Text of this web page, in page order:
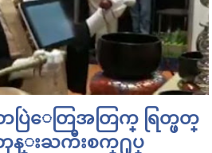
ပြဲေတြအတြက္ ရြတ္ဖတ္
န္းႀကီးစက္႐ုပ္